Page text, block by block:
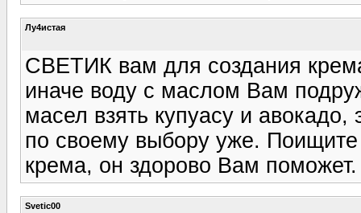
Лу4истая
СВЕТИК вам для создания
иначе воду с маслом Вам
масел взять купуасу и авокадо,
по своему выбору уже.
крема, он здорово Вам поможет.
Svetic00